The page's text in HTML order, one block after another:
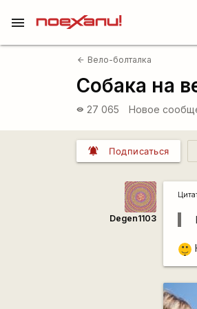
menu
arrow_back Вело-болталка
Собака на
visibility 27 065 Новое
notifications_active Подписаться
Degen1103
|-)
_)